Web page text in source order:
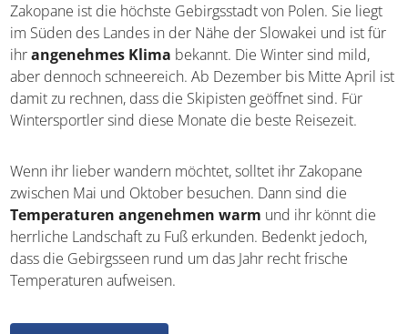
Zakopane ist die höchste Gebirgsstadt von Polen. Sie liegt
im Süden des Landes in der Nähe der Slowakei und ist für
ihrangenehmes Klima bekannt. Die Winter sind mild,
aber dennoch schneereich. Ab Dezember bis Mitte April ist
damit zu rechnen, dass die Skipisten geöffnet sind. Für
Wintersportler sind diese Monate die beste Reisezeit.
Wenn ihr lieber wandern möchtet, solltet ihr Zakopane
zwischen Mai und Oktober besuchen. Dann sind die
Temperaturen angenehmen warm und ihr könnt die
herrliche Landschaft zu Fuß erkunden. Bedenkt jedoch,
dass die Gebirgsseen rund um das Jahr recht frische
Temperaturen aufweisen.